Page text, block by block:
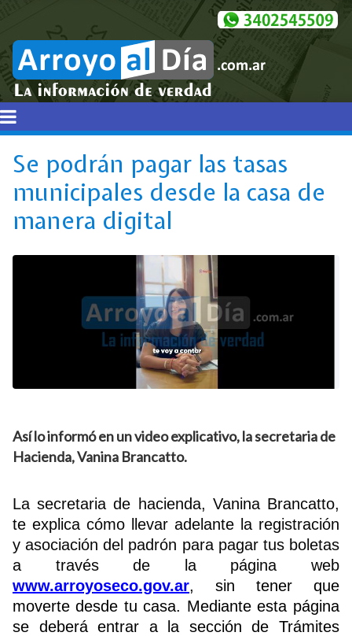
Se podrán pagar las tasas
municipales desde la casa de
manera digital
Así lo informó en un video explicativo, la secretaria de
Hacienda, Vanina Brancatto.
La secretaria de hacienda, Vanina Brancatto,
te explica cómo llevar adelante la registración
y asociación del padrón para pagar tus boletas
a través de la página web
www.arroyoseco.gov.ar, sin tener que
moverte desde tu casa. Mediante esta página
se deberá entrar a la sección de Trámites